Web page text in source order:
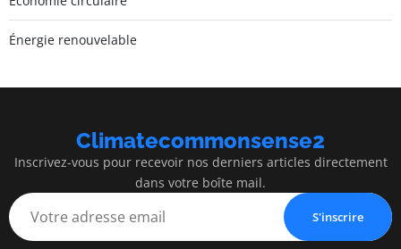
Énergie renouvelable
Climatecommonsense2
Inscrivez-vous pour recevoir nos derniers articles directement
dans votre boîte mail.
S'inscrire